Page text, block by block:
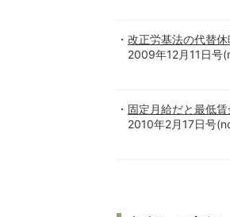
改正労基法の代替
2009年12月11日号
固定月給だと最低
2010年2月17日号